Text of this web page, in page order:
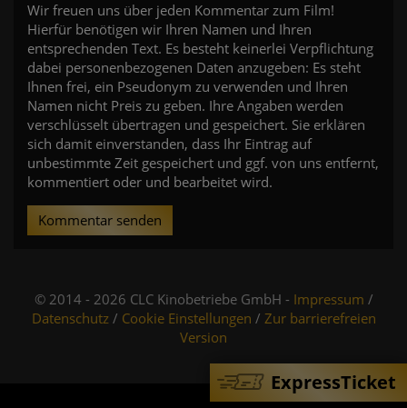
ExpressTicket
Wir freuen uns über jeden Kommentar zum Film!
Hierfür benötigen wir Ihren Namen und Ihren
entsprechenden Text. Es besteht keinerlei Verpflichtung
dabei personenbezogenen Daten anzugeben: Es steht
Ihnen frei, ein Pseudonym zu verwenden und Ihren
Namen nicht Preis zu geben. Ihre Angaben werden
verschlüsselt übertragen und gespeichert. Sie erklären
sich damit einverstanden, dass Ihr Eintrag auf
unbestimmte Zeit gespeichert und ggf. von uns entfernt,
kommentiert oder und bearbeitet wird.
Kommentar senden
© 2014 - 2026 CLC Kinobetriebe GmbH - Impressum /
Datenschutz/ Cookie Einstellungen / Zur barrierefreien
Version